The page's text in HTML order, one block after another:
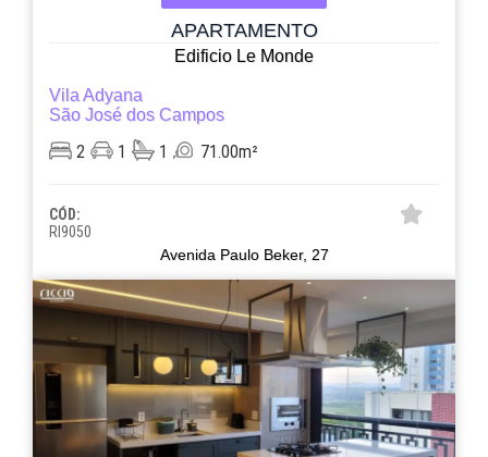
APARTAMENTO
Edificio Le Monde
Vila Adyana
São José dos Campos
2 1 1 71.00m²
CÓD:
RI9050
Avenida Paulo Beker, 27